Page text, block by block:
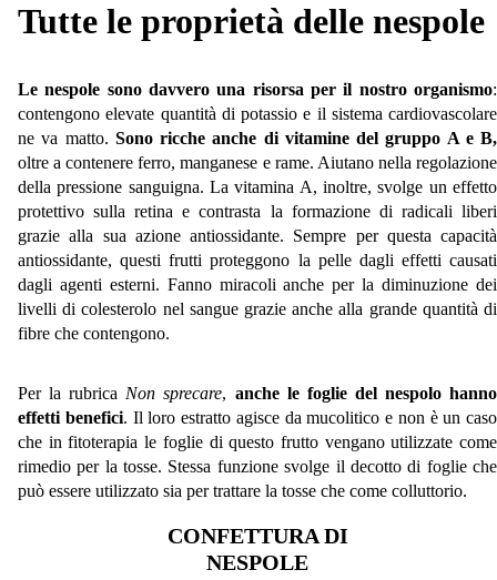
Tutte le proprietà delle nespole
Le nespole sono davvero una risorsa per il nostro organismo:
contengono elevate quantità di potassio e il sistema cardiovascolare
ne va matto. Sono ricche anche di vitamine del gruppo A e B,
oltre a contenere ferro, manganese e rame. Aiutano nella regolazione
della pressione sanguigna. La vitamina A, inoltre, svolge un effetto
protettivo sulla retina e contrasta la formazione di radicali liberi
grazie alla sua azione antiossidante. Sempre per questa capacità
antiossidante, questi frutti proteggono la pelle dagli effetti causati
dagli agenti esterni. Fanno miracoli anche per la diminuzione dei
livelli di colesterolo nel sangue grazie anche alla grande quantità di
fibre che contengono.
Per la rubrica Non sprecare, anche le foglie del nespolo hanno
effetti benefici. Il loro estratto agisce da mucolitico e non è un caso
che in fitoterapia le foglie di questo frutto vengano utilizzate come
rimedio per la tosse. Stessa funzione svolge il decotto di foglie che
può essere utilizzato sia per trattare la tosse che come colluttorio.
CONFETTURA DI
NESPOLE